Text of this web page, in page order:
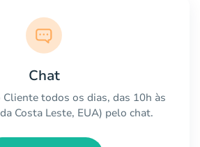
Chat
todos os dias, das 10h às
Costa Leste, EUA) pelo chat.